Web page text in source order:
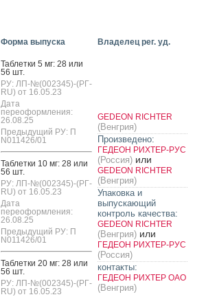
Форма выпуска Владелец рег. уд.
Таб­летки 5 мг: 28 или
56 шт.
РУ: ЛП-№(002345)-(РГ-
RU) от 16.05.23
Дата
переоформления:
26.08.25
Предыдущий РУ: П
N011426/01
Таб­летки 10 мг: 28 или
56 шт.
РУ: ЛП-№(002345)-(РГ-
RU) от 16.05.23
Дата
переоформления:
26.08.25
Предыдущий РУ: П
N011426/01
Таб­летки 20 мг: 28 или
56 шт.
РУ: ЛП-№(002345)-(РГ-
RU) от 16.05.23
GEDEON RICHTER
(Венгрия)
Произведено:
ГЕДЕОН РИХТЕР-РУС
(Россия)или
GEDEON RICHTER
(Венгрия)
Упаковка и
выпускающий
контроль качества:
GEDEON RICHTER
(Венгрия)или
ГЕДЕОН РИХТЕР-РУС
(Россия)
контакты:
ГЕДЕОН РИХТЕР ОАО
(Венгрия)